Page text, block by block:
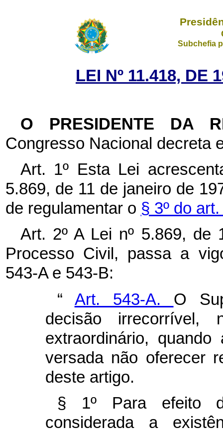
Subchefia
LEI Nº 11.418, DE
O PRESIDENTE DA
Congresso Nacional decreta
Art. 1º Esta Lei
5.869, de 11 de janeiro de
de regulamentar o § 3º do
Art. 2º A Lei nº 5.869, de
Processo Civil, passa a
543-A e 543-B:
“ Art. 543-A. O
decisão irrecorrível,
extraordinário,
versada não oferecer
deste artigo.
§ 1º Para efeito
considerada a